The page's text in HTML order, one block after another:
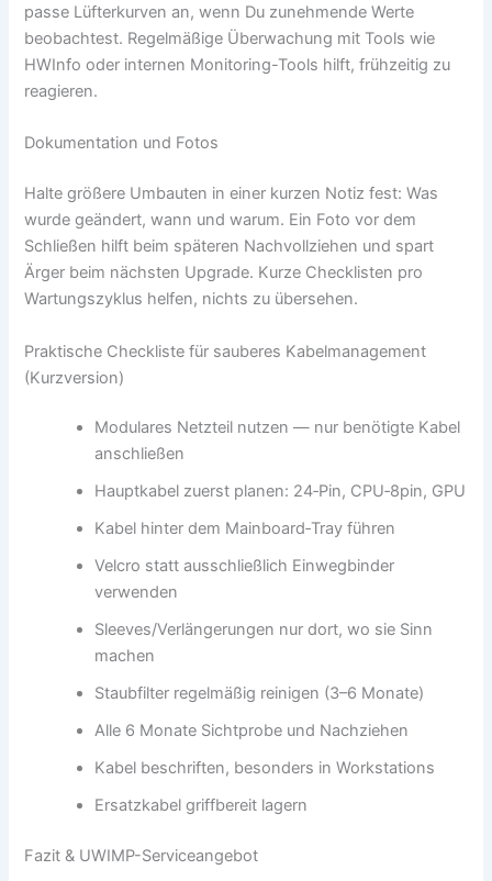
passe Lüfterkurven an, wenn Du zunehmende Werte
beobachtest. Regelmäßige Überwachung mit Tools wie
HWInfo oder internen Monitoring-Tools hilft, frühzeitig zu
reagieren.
Dokumentation und Fotos
Halte größere Umbauten in einer kurzen Notiz fest: Was
wurde geändert, wann und warum. Ein Foto vor dem
Schließen hilft beim späteren Nachvollziehen und spart
Ärger beim nächsten Upgrade. Kurze Checklisten pro
Wartungszyklus helfen, nichts zu übersehen.
Praktische Checkliste für sauberes Kabelmanagement
(Kurzversion)
Modulares Netzteil nutzen — nur benötigte Kabel
anschließen
Hauptkabel zuerst planen: 24‑Pin, CPU‑8pin, GPU
Kabel hinter dem Mainboard‑Tray führen
Velcro statt ausschließlich Einwegbinder
verwenden
Sleeves/Verlängerungen nur dort, wo sie Sinn
machen
Staubfilter regelmäßig reinigen (3–6 Monate)
Alle 6 Monate Sichtprobe und Nachziehen
Kabel beschriften, besonders in Workstations
Ersatzkabel griffbereit lagern
Fazit & UWIMP-Serviceangebot